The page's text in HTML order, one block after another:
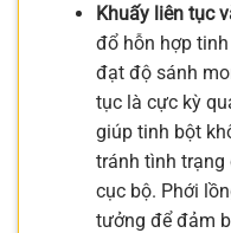
Khuấy liên tục
đổ hỗn hợp
đạt độ sánh
tục là cực kỳ
giúp tinh bột
tránh tình trạng
cục bộ. Phới
tưởng để đảm